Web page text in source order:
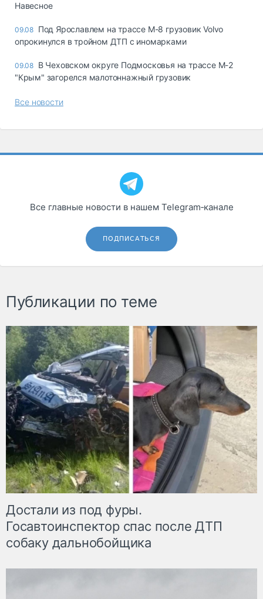
Навесное
09.08 Под Ярославлем на трассе М-8 грузовик Volvo
опрокинулся в тройном ДТП с иномарками
09.08 В Чеховском округе Подмосковья на трассе М-2
"Крым" загорелся малотоннажный грузовик
Все новости
Все главные новости в нашем Telegram‑канале
ПОДПИСАТЬСЯ
Публикации по теме
Достали из под фуры.
Госавтоинспектор спас после ДТП
собаку дальнобойщика